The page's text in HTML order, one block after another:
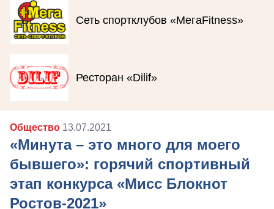
Сеть спортклубов «МегаFitness»
Ресторан «Dilif»
Общество 13.07.2021
«Минута – это много для моего
бывшего»: горячий спортивный
этап конкурса «Мисс Блокнот
Ростов-2021»